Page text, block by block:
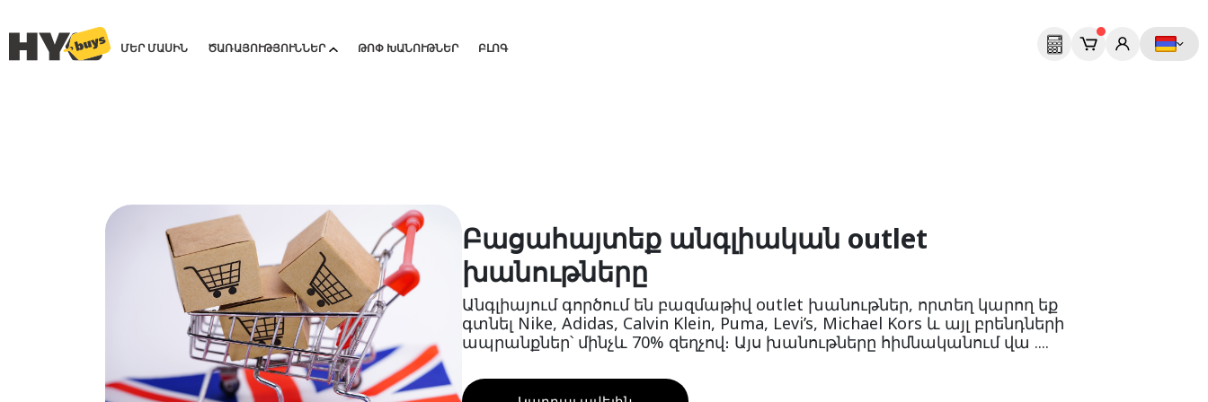
ՄԵՐ ՄԱՍԻՆ ԾԱՌԱՅՈՒԹՅՈՒՆՆԵՐ ԹՈՓ ԽԱՆՈՒԹՆԵՐ ԲԼՈԳ
Բացահայտեք անգլիական outlet
խանութները
Անգլիայում գործում են բազմաթիվ outlet խանութներ, որտեղ կարող եք
գտնել Nike, Adidas, Calvin Klein, Puma, Levi’s, Michael Kors և այլ բրենդների
ապրանքներ՝ մինչև 70% զեղչով։ Այս խանութները հիմնականում վա ....